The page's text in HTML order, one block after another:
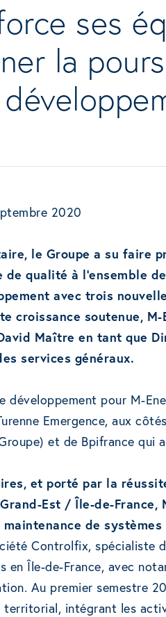
ses
la
2020
le Groupe a su faire
qualité à l’ensemble
avec trois
croissance soutenue,
Maître en tant que
services généraux.
développement pour M-
Emergence, aux
et de Bpifrance qui
et porté par la
Est / Île-de-France,
de
Controlfix, spécialiste
en Île-de-France, avec
Au premier semestre
territorial, intégrant les